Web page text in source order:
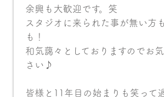
余興も大歓迎です。笑
スタジオに来られた事が無い方
も！
和気藹々としておりますのでお
さい♪
皆様と11年目の始まりも笑って